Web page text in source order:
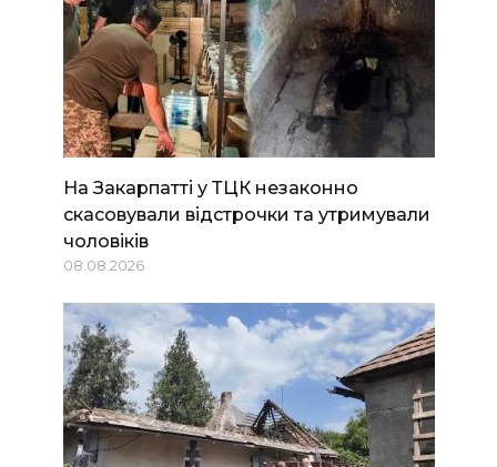
На Закарпатті у ТЦК незаконно
скасовували відстрочки та утримували
чоловіків
08.08.2026